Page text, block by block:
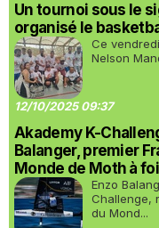
Un tournoi sous le
organisé le
Ce
Nelson
12/10/2025 09:37
Akademy K-
Balanger, premier
Monde de Moth à
Enzo
Challenge,
du Mond...